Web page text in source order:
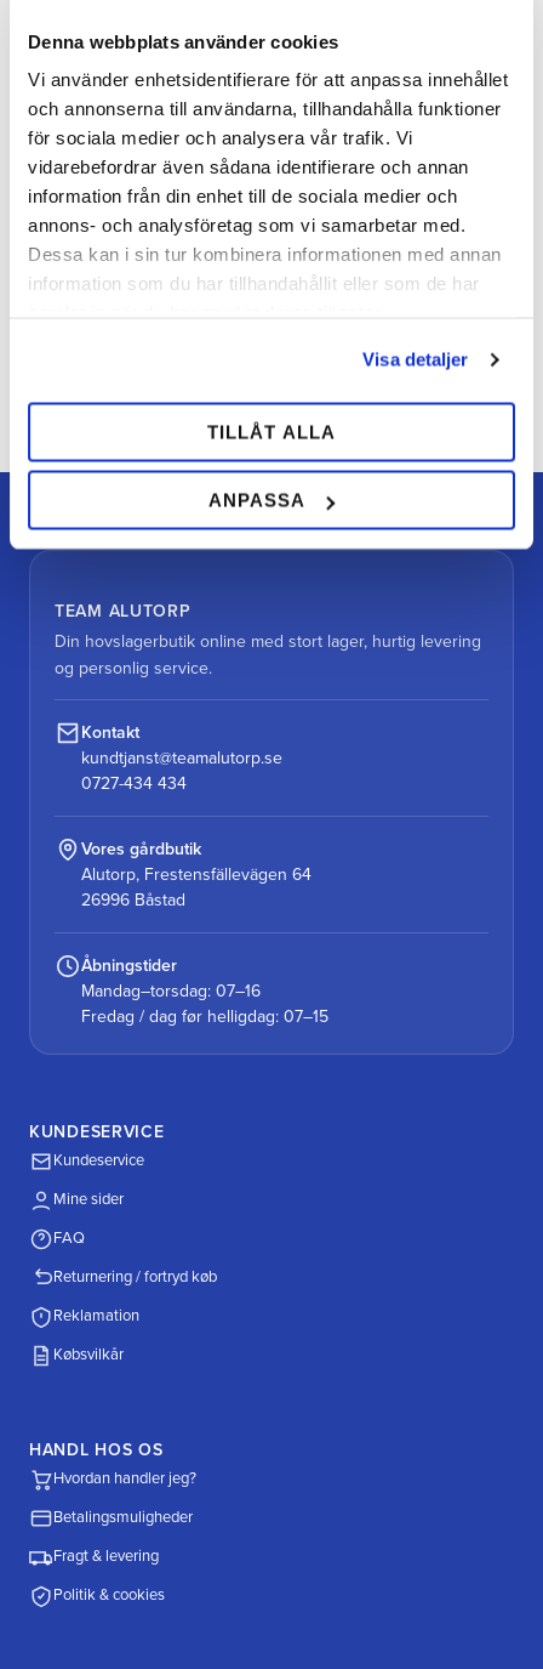
Denna webbplats använder cookies
Vi använder enhetsidentifierare för att anpassa innehållet
och annonserna till användarna, tillhandahålla funktioner
för sociala medier och analysera vår trafik. Vi
vidarebefordrar även sådana identifierare och annan
information från din enhet till de sociala medier och
annons- och analysföretag som vi samarbetar med.
Dessa kan i sin tur kombinera informationen med annan
information som du har tillhandahållit eller som de har
Visa detaljer
TILLÅT ALLA
ANPASSA
Bedømmelser
Dig
Bliv den første, der giver en bedømmelse.
TEAM ALUTORP
Din hovslagerbutik online med stort lager, hurtig levering
og personlig service.
Kontakt
kundtjanst@teamalutorp.se
0727-434 434
Vores gårdbutik
Alutorp, Frestensfällevägen 64
26996 Båstad
Åbningstider
Mandag–torsdag: 07–16
Fredag / dag før helligdag: 07–15
KUNDESERVICE
Kundeservice
Mine sider
FAQ
Returnering / fortryd køb
Reklamation
Købsvilkår
HANDL HOS OS
Hvordan handler jeg?
Betalingsmuligheder
Fragt & levering
Politik & cookies